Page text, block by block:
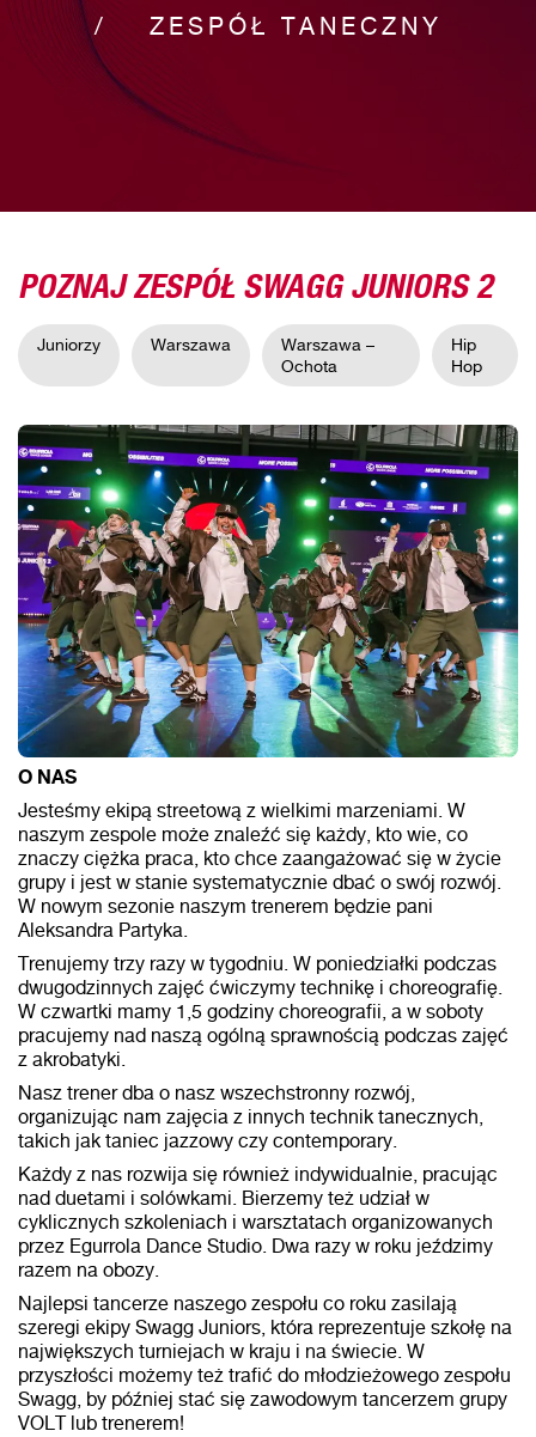
ZESPÓŁ TANECZNY
POZNAJ ZESPÓŁ SWAGG JUNIORS 2
Juniorzy Warszawa
Warszawa –
Ochota
Hip
Hop
O NAS
Jesteśmy ekipą streetową z wielkimi marzeniami. W
naszym zespole może znaleźć się każdy, kto wie, co
znaczy ciężka praca, kto chce zaangażować się w życie
grupy i jest w stanie systematycznie dbać o swój rozwój.
W nowym sezonie naszym trenerem będzie pani
Aleksandra Partyka.
Trenujemy trzy razy w tygodniu. W poniedziałki podczas
dwugodzinnych zajęć ćwiczymy technikę i choreografię.
W czwartki mamy 1,5 godziny choreografii, a w soboty
pracujemy nad naszą ogólną sprawnością podczas zajęć
z akrobatyki.
Nasz trener dba o nasz wszechstronny rozwój,
organizując nam zajęcia z innych technik tanecznych,
takich jak taniec jazzowy czy contemporary.
Każdy z nas rozwija się również indywidualnie, pracując
nad duetami i solówkami. Bierzemy też udział w
cyklicznych szkoleniach i warsztatach organizowanych
przez Egurrola Dance Studio. Dwa razy w roku jeździmy
razem na obozy.
Najlepsi tancerze naszego zespołu co roku zasilają
szeregi ekipy Swagg Juniors, która reprezentuje szkołę na
największych turniejach w kraju i na świecie. W
przyszłości możemy też trafić do młodzieżowego zespołu
Swagg, by później stać się zawodowym tancerzem grupy
VOLT lub trenerem!